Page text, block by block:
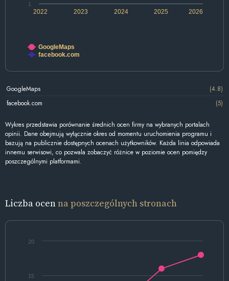
2022 2024 2026
2023 2025
1
GoogleMaps
facebook.com
GoogleMaps
(4.8)
facebook.com
(5)
Wykres przedstawia porównanie średnich ocen firmy na wybranych portalach
opinii. Dane obejmują wyłącznie okres od momentu uruchomienia programu i
bazują na publicznie dostępnych ocenach użytkowników. Każda linia odpowiada
innemu serwisowi, co pozwala zobaczyć różnice w poziomie ocen pomiędzy
poszczególnymi platformami.
Liczba ocenna poszczególnych stronach
20
15